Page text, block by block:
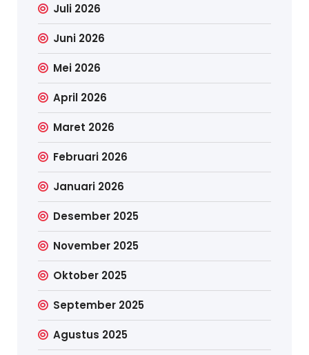
Juli 2026
Juni 2026
Mei 2026
April 2026
Maret 2026
Februari 2026
Januari 2026
Desember 2025
November 2025
Oktober 2025
September 2025
Agustus 2025